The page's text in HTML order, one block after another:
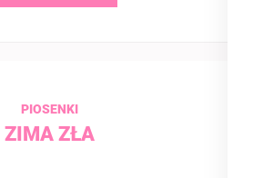
PIOSENKI
ZIMA ZŁA